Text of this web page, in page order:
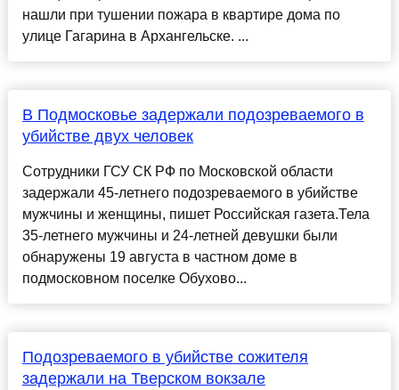
нашли при тушении пожара в квартире дома по
улице Гагарина в Архангельске. ...
В Подмосковье задержали подозреваемого в
убийстве двух человек
Сотрудники ГСУ СК РФ по Московской области
задержали 45-летнего подозреваемого в убийстве
мужчины и женщины, пишет Российская газета.Тела
35-летнего мужчины и 24-летней девушки были
обнаружены 19 августа в частном доме в
подмосковном поселке Обухово...
Подозреваемого в убийстве сожителя
задержали на Тверском вокзале